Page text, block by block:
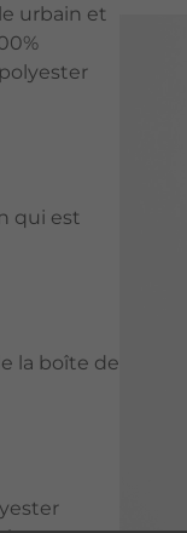
urbain et
qui est
la boîte de